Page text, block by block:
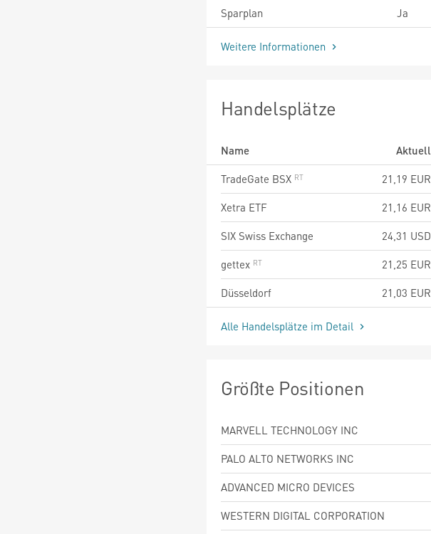
Sparplan
Ja
Weitere Informationen
Handelsplätze
Name Aktuell
TradeGate BSX
21,19 EUR
Xetra ETF
21,16 EUR
SIX Swiss Exchange
24,31 USD
gettex
21,25 EUR
Düsseldorf
21,03 EUR
Alle Handelsplätze im Detail
Größte Positionen
MARVELL TECHNOLOGY INC
PALO ALTO NETWORKS INC
ADVANCED MICRO DEVICES
WESTERN DIGITAL CORPORATION